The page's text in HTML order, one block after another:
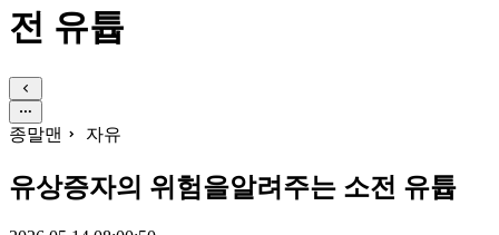
전 유튭
종말맨 자유
유상증자의 위험을알려주는 소전 유튭